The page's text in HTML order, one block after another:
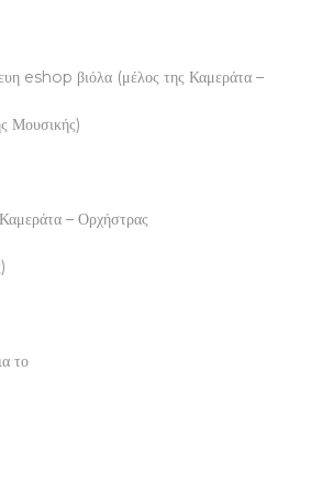
eshop βιόλα (μέλος της Καμεράτα –
Μουσικής)
– Ορχήστρας
το